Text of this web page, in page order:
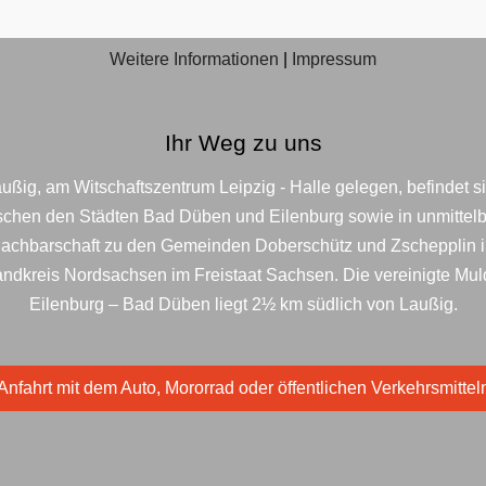
Ihr Weg zu uns
am Witschaftszentrum Leipzig - Halle gelegen, befindet
den Städten Bad Düben und Eilenburg sowie in
zu den Gemeinden Doberschütz und Zschepplin
Nordsachsen im Freistaat Sachsen. Die vereinigte
Eilenburg – Bad Düben liegt 2½ km südlich von Laußig.
mit dem Auto, Mororrad oder öffentlichen
Weitere Informationen Impressum